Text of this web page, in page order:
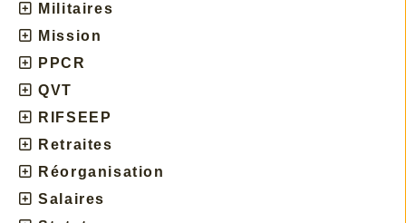
Militaires
Mission
PPCR
QVT
RIFSEEP
Retraites
Réorganisation
Salaires